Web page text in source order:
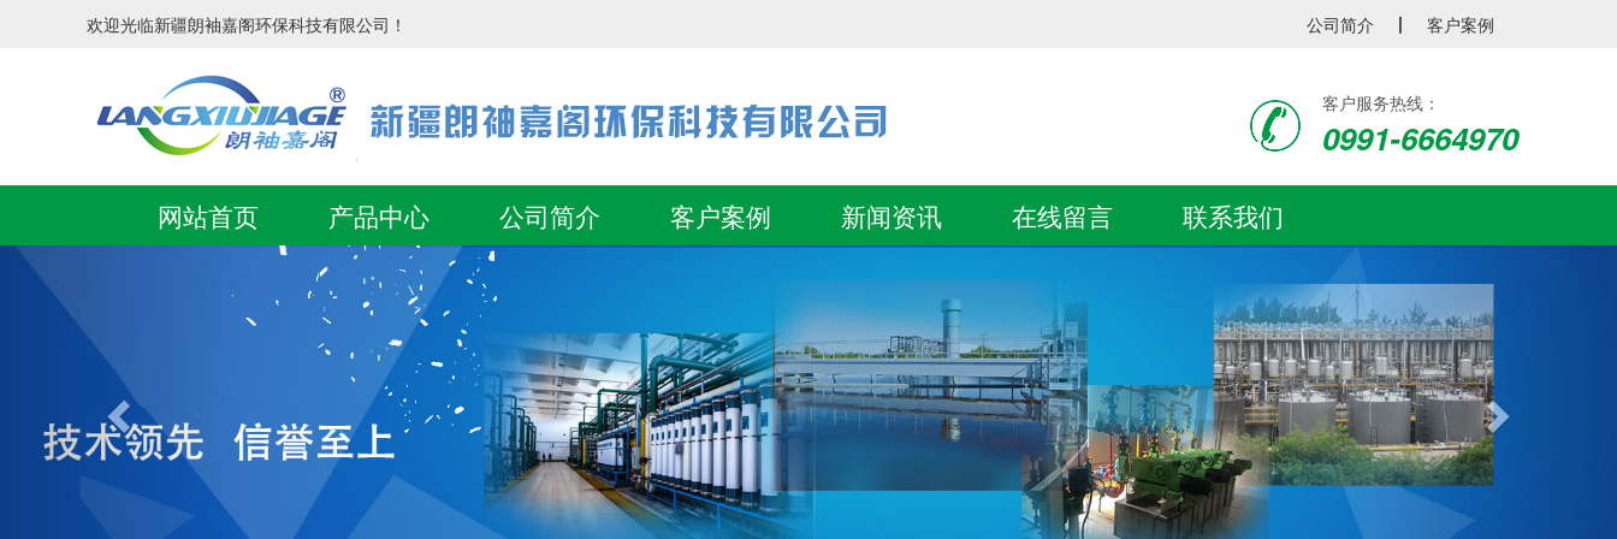
欢迎光临新疆朗袖嘉阁环保科技有限公司！ 公司简介 丨 客户案例
客户服务热线：
0991-6664970
网站首页 产品中心 公司简介 客户案例 新闻资讯 在线留言 联系我们